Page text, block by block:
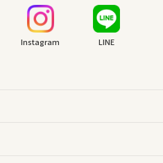
Instagram LINE